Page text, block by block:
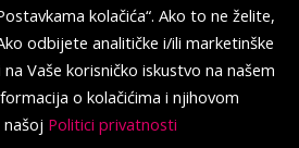
kolačića“. Ako to ne želite,
odbijete analitičke i/ili marketinške
Vaše korisničko iskustvo na našem
o kolačićima i njihovom
Politici privatnosti